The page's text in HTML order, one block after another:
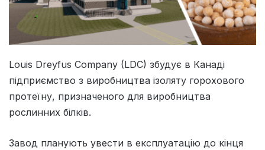
Louis Dreyfus Company (LDC) збудує в Канаді
підприємство з виробництва ізоляту горохового
протеїну, призначеного для виробництва
рослинних білків.
Завод планують увести в експлуатацію до кінця